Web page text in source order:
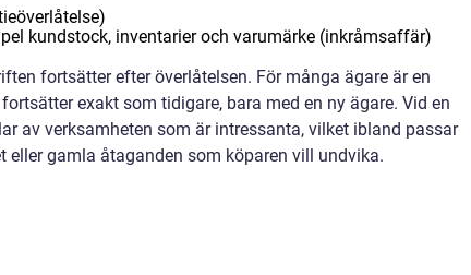
kundstock, inventarier och varumärke (inkråmsaffär)
fortsätter efter överlåtelsen. För många ägare är en
exakt som tidigare, bara med en ny ägare. Vid en
av verksamheten som är intressanta, vilket ibland passar
eller gamla åtaganden som köparen vill undvika.